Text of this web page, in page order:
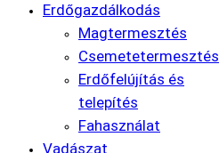
Erdőgazdálkodás
Magtermesztés
Csemetetermesztés
Erdőfelújítás és
telepítés
Fahasználat
Vadászat